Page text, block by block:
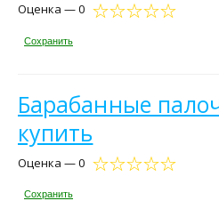
Оценка — 0
Сохранить
Барабанные
купить
Оценка — 0
Сохранить